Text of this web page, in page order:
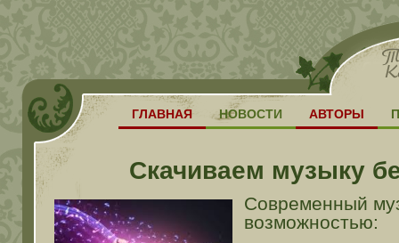
ГЛАВНАЯ НОВОСТИ АВТОРЫ
Скачиваем музыку
Современный
возможностью: